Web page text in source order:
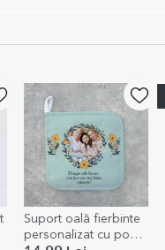
EXCLUSIV
Ramă foto de birou -
Melodia noastră cu